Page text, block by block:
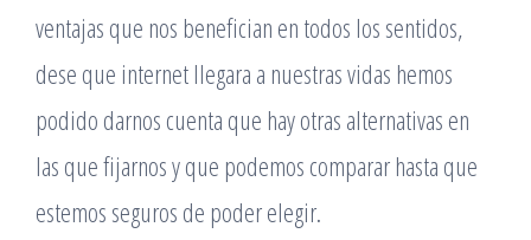
ventajas que nos benefician en todos los sentidos,
dese que internet llegara a nuestras vidas hemos
podido darnos cuenta que hay otras alternativas en
las que fijarnos y que podemos comparar hasta que
estemos seguros de poder elegir.